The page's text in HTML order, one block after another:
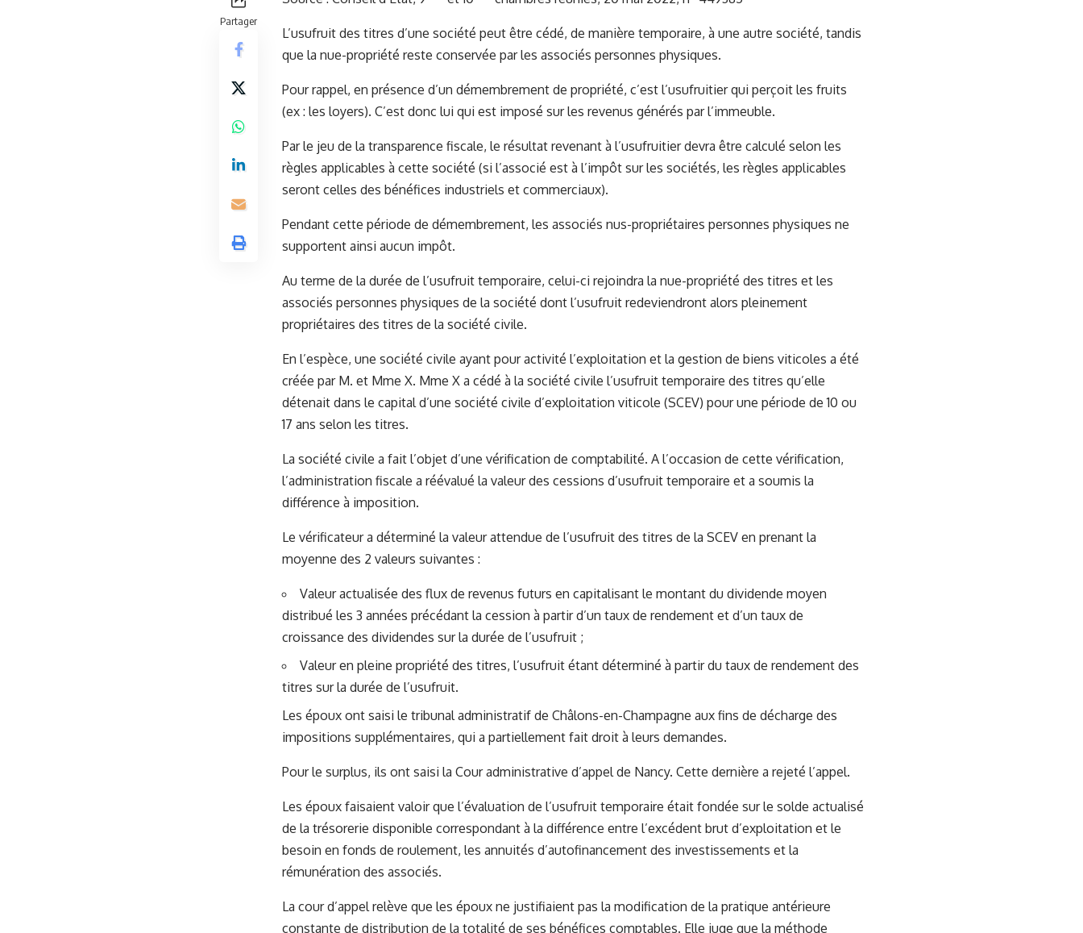
Partager
L’usufruit des titres d’une société peut être cédé, de manière temporaire, à une autre société, tandis
que la nue-propriété reste conservée par les associés personnes physiques.
Pour rappel, en présence d’un démembrement de propriété, c’est l’usufruitier qui perçoit les fruits
(ex : les loyers). C’est donc lui qui est imposé sur les revenus générés par l’immeuble.
Par le jeu de la transparence fiscale, le résultat revenant à l’usufruitier devra être calculé selon les
règles applicables à cette société (si l’associé est à l’impôt sur les sociétés, les règles applicables
seront celles des bénéfices industriels et commerciaux).
Pendant cette période de démembrement, les associés nus-propriétaires personnes physiques ne
supportent ainsi aucun impôt.
Au terme de la durée de l’usufruit temporaire, celui-ci rejoindra la nue-propriété des titres et les
associés personnes physiques de la société dont l’usufruit redeviendront alors pleinement
propriétaires des titres de la société civile.
En l’espèce, une société civile ayant pour activité l’exploitation et la gestion de biens viticoles a été
créée par M. et Mme X. Mme X a cédé à la société civile l’usufruit temporaire des titres qu’elle
détenait dans le capital d’une société civile d’exploitation viticole (SCEV) pour une période de 10 ou
17 ans selon les titres.
La société civile a fait l’objet d’une vérification de comptabilité. A l’occasion de cette vérification,
l’administration fiscale a réévalué la valeur des cessions d’usufruit temporaire et a soumis la
différence à imposition.
Le vérificateur a déterminé la valeur attendue de l’usufruit des titres de la SCEV en prenant la
moyenne des 2 valeurs suivantes :
Valeur actualisée des flux de revenus futurs en capitalisant le montant du dividende moyen
distribué les 3 années précédant la cession à partir d’un taux de rendement et d’un taux de
croissance des dividendes sur la durée de l’usufruit ;
Valeur en pleine propriété des titres, l’usufruit étant déterminé à partir du taux de rendement des
titres sur la durée de l’usufruit.
Les époux ont saisi le tribunal administratif de Châlons-en-Champagne aux fins de décharge des
impositions supplémentaires, qui a partiellement fait droit à leurs demandes.
Pour le surplus, ils ont saisi la Cour administrative d’appel de Nancy. Cette dernière a rejeté l’appel.
Les époux faisaient valoir que l’évaluation de l’usufruit temporaire était fondée sur le solde actualisé
de la trésorerie disponible correspondant à la différence entre l’excédent brut d’exploitation et le
besoin en fonds de roulement, les annuités d’autofinancement des investissements et la
rémunération des associés.
La cour d’appel relève que les époux ne justifiaient pas la modification de la pratique antérieure
constante de distribution de la totalité de ses bénéfices comptables. Elle juge que la méthode